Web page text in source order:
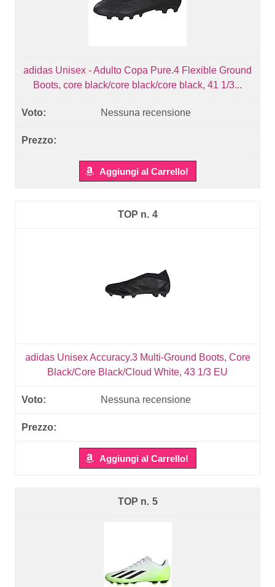
adidas Unisex - Adulto Copa Pure.4 Flexible Ground
Boots, core black/core black/core black, 41 1/3...
Nessuna recensione
Aggiungi al Carrello!
4
adidas Unisex Accuracy.3 Multi-Ground Boots, Core
Black/Core Black/Cloud White, 43 1/3 EU
Nessuna recensione
Aggiungi al Carrello!
5